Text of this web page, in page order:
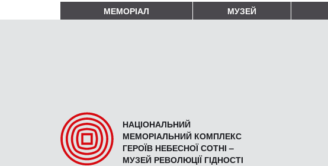
МЕМОРІАЛ МУЗЕЙ
НАЦІОНАЛЬНИЙ
МЕМОРІАЛЬНИЙ КОМПЛЕКС
ГЕРОЇВ НЕБЕСНОЇ СОТНІ –
МУЗЕЙ РЕВОЛЮЦІЇ ГІДНОСТІ